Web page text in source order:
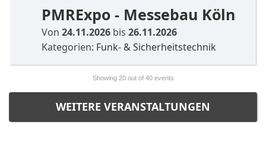
PMRExpo - Messebau Köln
Von24.11.2026 bis26.11.2026
Kategorien: Funk- & Sicherheitstechnik
Showing 20out of 40 events
WEITERE VERANSTALTUNGEN